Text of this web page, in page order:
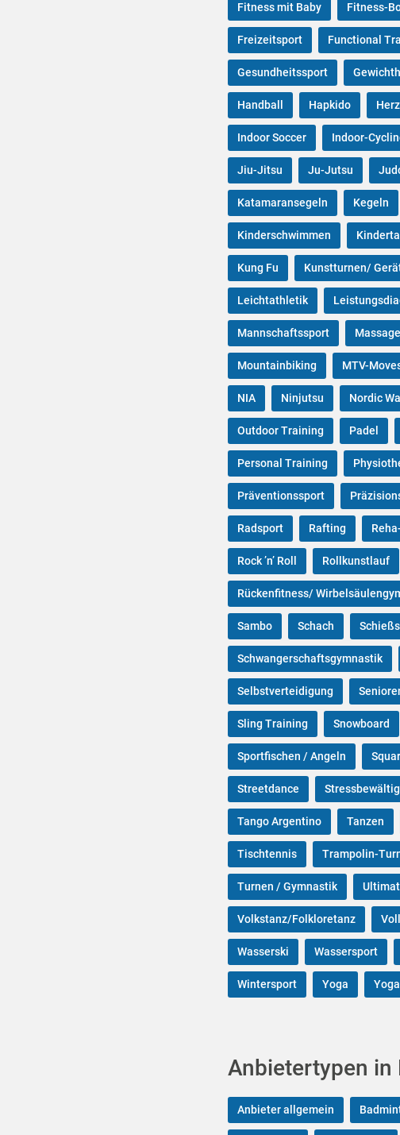
Fitness mit Baby Fitness-
Freizeitsport Functional
Gesundheitssport
Handball Hapkido
Indoor Soccer Indoor-
Jiu-Jitsu Ju-Jutsu
Katamaransegeln Kegeln
Kinderschwimmen
Kung Fu Kunstturnen/
Leichtathletik
Mannschaftssport Massage
Mountainbiking MTV-
NIA Ninjutsu Nordic
Outdoor Training Padel
Personal Training
Präventionssport
Radsport Rafting
Rock ’n’ Roll Rollkunstlauf
Rückenfitness/
Sambo Schach
Schwangerschaftsgymnastik
Selbstverteidigung
Sling Training Snowboard
Sportfischen / Angeln
Streetdance
Tango Argentino Tanzen
Tischtennis Trampolin-
Turnen / Gymnastik
Volkstanz/Folkloretanz
Wasserski Wassersport
Wintersport Yoga
Anbietertypen in
Anbieter allgemein